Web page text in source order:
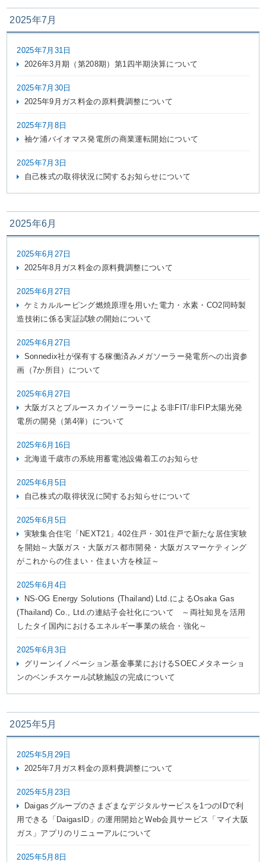
2025年7月
2025年7月31日
2026年3月期（第208期）第1四半期決算について
2025年7月30日
2025年9月ガス料金の原料費調整について
2025年7月8日
袖ケ浦バイオマス発電所の商業運転開始について
2025年7月3日
自己株式の取得状況に関するお知らせについて
2025年6月
2025年6月27日
2025年8月ガス料金の原料費調整について
2025年6月27日
ケミカルルーピング燃焼原理を用いた電力・水素・CO2同時製
造技術に係る実証試験の開始について
2025年6月27日
Sonnedix社が保有する稼働済みメガソーラー発電所への出資参
画（7か所目）について
2025年6月27日
大阪ガスとブルースカイソーラーによる非FIT/非FIP太陽光発
電所の開発（第4弾）について
2025年6月16日
北海道千歳市の系統用蓄電池設備着工のお知らせ
2025年6月5日
自己株式の取得状況に関するお知らせについて
2025年6月5日
実験集合住宅「NEXT21」402住戸・301住戸で新たな居住実験
を開始～大阪ガス・大阪ガス都市開発・大阪ガスマーケティング
がこれからの住まい・住まい方を検証～
2025年6月4日
NS-OG Energy Solutions (Thailand) Ltd.によるOsaka Gas
(Thailand) Co., Ltd.の連結子会社化について ～両社知見を活用
したタイ国内におけるエネルギー事業の統合・強化～
2025年6月3日
グリーンイノベーション基金事業におけるSOECメタネーショ
ンのベンチスケール試験施設の完成について
2025年5月
2025年5月29日
2025年7月ガス料金の原料費調整について
2025年5月23日
Daigasグループのさまざまなデジタルサービスを1つのIDで利
用できる「DaigasID」の運用開始とWeb会員サービス「マイ大阪
ガス」アプリのリニューアルについて
2025年5月8日